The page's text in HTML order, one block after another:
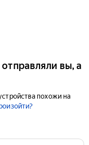
вы, а
похожи на